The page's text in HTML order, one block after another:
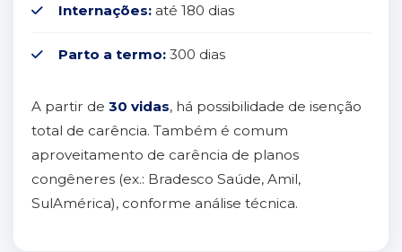
Internações: até 180 dias
Parto a termo: 300 dias
A partir de 30 vidas, há possibilidade de isenção
total de carência. Também é comum
aproveitamento de carência de planos
congêneres (ex.: Bradesco Saúde, Amil,
SulAmérica), conforme análise técnica.